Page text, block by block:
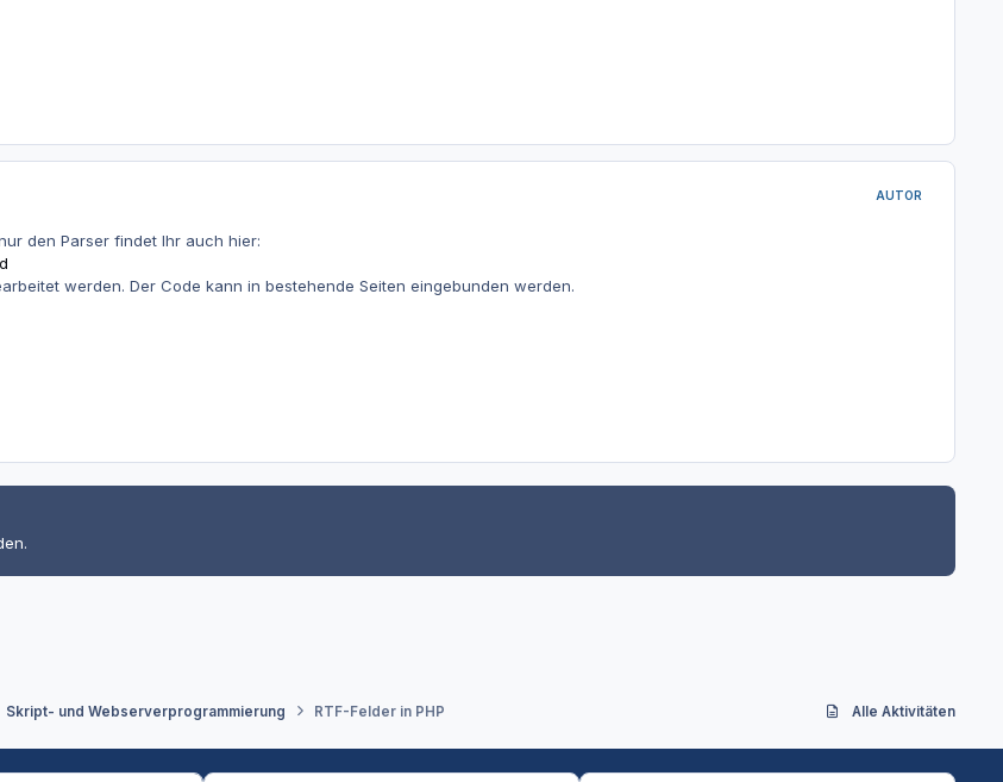
AUTOR
den Parser findet Ihr auch hier:
werden. Der Code kann in bestehende Seiten eingebunden werden.
Skript- und Webserverprogrammierung RTF-Felder in PHP Alle Aktivitäten